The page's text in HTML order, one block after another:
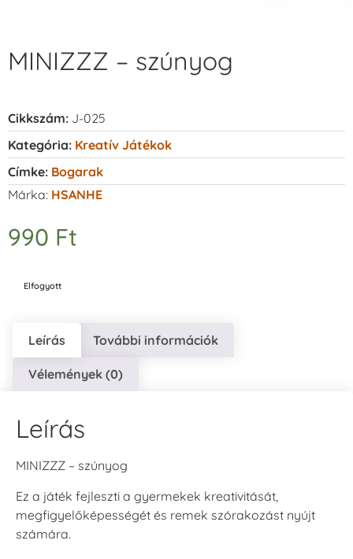
MINIZZZ – szúnyog
Cikkszám: J-025
Kategória: Kreatív Játékok
Címke: Bogarak
Márka: HSANHE
990 Ft
Elfogyott
Leírás További információk
Vélemények (0)
Leírás
MINIZZZ – szúnyog
Ez a játék fejleszti a gyermekek kreativitását,
megfigyelőképességét és remek szórakozást nyújt
számára.